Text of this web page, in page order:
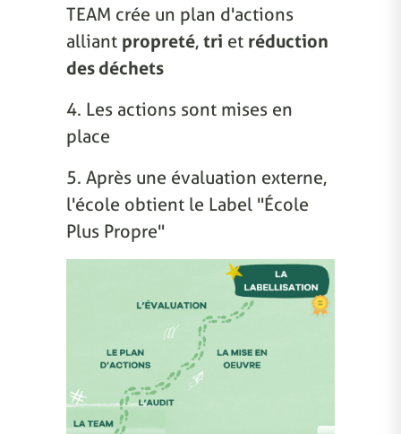
TEAM crée un plan d'actions
alliant propreté, tri et réduction
des déchets
4. Les actions sont mises en
place
5. Après une évaluation externe,
l'école obtient le Label "École
Plus Propre"